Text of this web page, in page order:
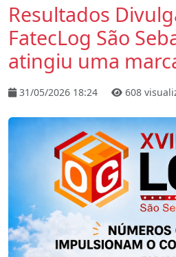
Resultados
FatecLog São
atingiu uma
31/05/2026 18:24 608